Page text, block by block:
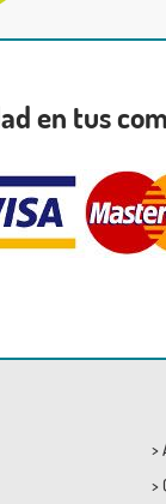
en tus
>
>